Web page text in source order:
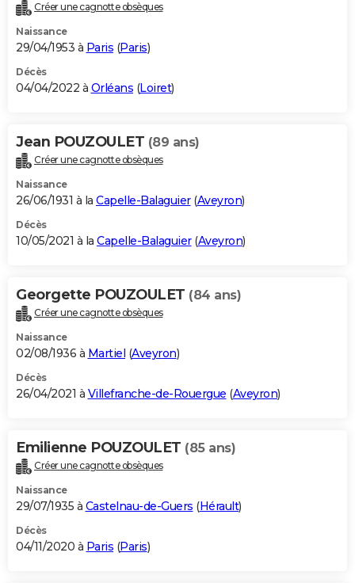
Créer une cagnotte obsèques
Naissance
29/04/1953 à Paris (Paris)
Décès
04/04/2022 à Orléans (Loiret)
Jean POUZOULET (89 ans)
Créer une cagnotte obsèques
Naissance
26/06/1931 à la Capelle-Balaguier(Aveyron)
Décès
10/05/2021 à la Capelle-Balaguier(Aveyron)
Georgette POUZOULET (84 ans)
Créer une cagnotte obsèques
Naissance
02/08/1936 à Martiel (Aveyron)
Décès
26/04/2021 à Villefranche-de-Rouergue (Aveyron)
Emilienne POUZOULET (85 ans)
Créer une cagnotte obsèques
Naissance
29/07/1935 à Castelnau-de-Guers (Hérault)
Décès
04/11/2020 à Paris (Paris)